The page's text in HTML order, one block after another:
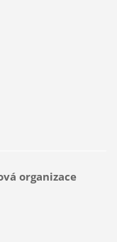
organizace